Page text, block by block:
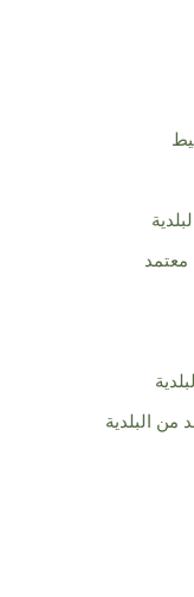
معتمد
من البلدية
معتمد